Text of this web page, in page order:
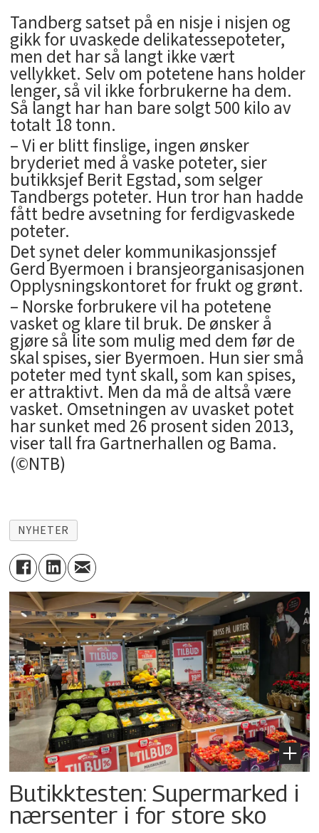
Tandberg satset på en nisje i nisjen og
gikk for uvaskede delikatessepoteter,
men det har så langt ikke vært
vellykket. Selv om potetene hans holder
lenger, så vil ikke forbrukerne ha dem.
Så langt har han bare solgt 500 kilo av
totalt 18 tonn.
– Vi er blitt finslige, ingen ønsker
bryderiet med å vaske poteter, sier
butikksjef Berit Egstad, som selger
Tandbergs poteter. Hun tror han hadde
fått bedre avsetning for ferdigvaskede
poteter.
Det synet deler kommunikasjonssjef
Gerd Byermoen i bransjeorganisasjonen
Opplysningskontoret for frukt og grønt.
– Norske forbrukere vil ha potetene
vasket og klare til bruk. De ønsker å
gjøre så lite som mulig med dem før de
skal spises, sier Byermoen. Hun sier små
poteter med tynt skall, som kan spises,
er attraktivt. Men da må de altså være
vasket. Omsetningen av uvasket potet
har sunket med 26 prosent siden 2013,
viser tall fra Gartnerhallen og Bama.
(©NTB)
NYHETER
Butikktesten: Supermarked i
nærsenter i for store sko